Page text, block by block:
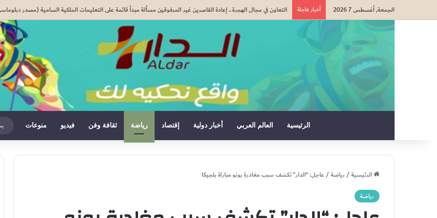
الجمعة, أغسطس 7 2026 أخبار عاجلة تقرير أمني إسباني يسلط الضوء على دور جزائري في التنسيق الرقمي لأحداث سبتة..
الرئيسية العالم العربي أخبار دولية إقتصاد رياضة ثقافة وفن فيديو منوعات
الرئيسية/رياضة/عاجل: “الدار” تكشف سبب مغادرة بونو مباراة بلجيكا
رياضة